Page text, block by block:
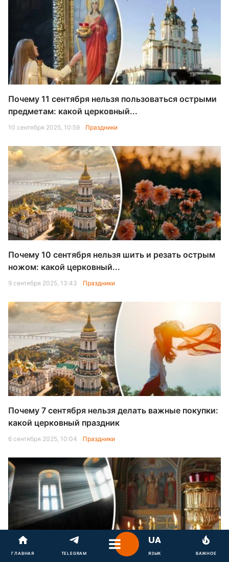
Почему 11 сентября нельзя пользоваться острыми
предметам: какой церковный...
10 сентября 2025, 10:59 Праздники
Почему 10 сентября нельзя шить и резать острым
ножом: какой церковный...
9 сентября 2025, 13:43 Праздники
Почему 7 сентября нельзя делать важные покупки:
какой церковный праздник
6 сентября 2025, 10:04 Праздники
ГЛАВНАЯ TELEGRAM ЯЗЫК ВАЖНОЕ